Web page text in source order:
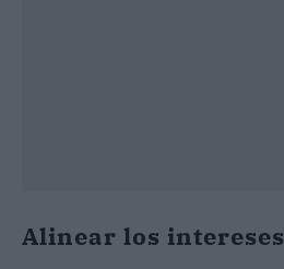
Alinear los intereses